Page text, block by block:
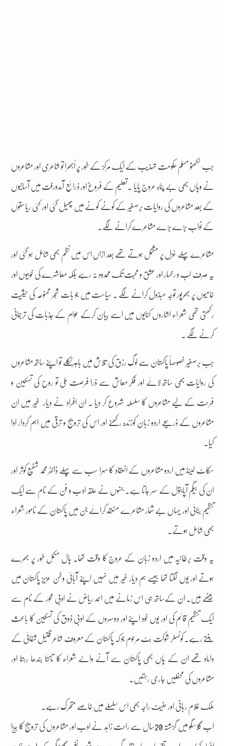
جب لکھنؤ مسلم حکومت تہذیب کے ایک مرکز کے طور پر اُبھرا تو شاعری اور مشاعروں
نے وہاں بھی بے پناہ عروج پایا ۔تعلیم کے فروغ اور ذرائع آمدورفت میں آسانیوں
کے بعد مشاعروں کی روایات برصغیر کے کونے کونے میں پھیل گئی اور کئی ریاستوں
کے نواب بڑے بڑے مشاعرے کرانے لگے۔
مشاعرے پہلے غزل پر مشتمل ہوتے تھے بعد ازاں اس میں نظم بھی شامل ہو گئی اور
یہ صرف لب و رخسار اور عشق و محبت تک محدود نہ رہے بلکہ معاشرے کی خوبیوں اور
خامیوں پر بھرپور توجہ مبذول کرانے لگے ۔ سیاست میں جو بات شجر ممنوعہ کی حیثیت
رکھتی تھی شعر اء اشاروں کنایوں میں اسے بیان کرکے عوام کے جذبات کی ترجمانی
کرنے لگے ۔
جب برصغیر خصوصاً پاکستان سے لوگ رزق کی تلاش میں باہر نکلے تو اپنے ساتھ مشاعروں
کی روایات بھی ساتھ لائے اور فکرِ معاش سے ذرا فرصت ملی تو روح کی تسکین و
فرحت کے لیے مشاعروں کا سلسلہ شروع کر دیا ۔ ان افراد نے دیار ِ غیر میں ان
مشاعروں کے ذریعے اردو زبان کوزندہ رکھنے اور اس کی ترویج و ترقی میں اہم کردار ادا
کیا۔
سکاٹ لینڈ میں اردو مشاعروں کے انعقاد کا سہرا سب سے پہلے ڈاکٹر محمد شفیع کوثر اور
ان کی بیگم آپابتول کے سر جاتا ہے۔ جنہوں نے حلقہ ادب و فن کے نام سے ایک
تنظیم بنائی اور یہاں بے شمار مشاعرے منعقد کرائے جن میں پاکستان کے نامور شعراء
بھی شامل ہوتے۔
یہ وقت برطانیہ میں اردو زبان کے عروج کا وقت تھا۔ ہال مکمل طور پر بھرے
ہوتے اور یوں لگتا تھا جیسے ہم دیار غیر میں نہیں اپنے آبائی وطن عزیز پاکستان میں
بیٹھے ہیں۔ ان کےساتھ ہی اس زمانے میں احمد ریاض نے ادبی محور کے نام سے
ایک تنظیم قائم کی اور یوں خود اپنے اور دوسروں کے ادبی ذوق کی تسکین کا باعث
بنتے رہے۔ کونسلر شوکت بٹ مرحوم جو کہ پاکستان کے معروف شاعر قتیل شفائی کے
داماد تھے ان کے ہاں بھی پاکستان سے آنے والے شعراء کا تانتا بندھا رہتا اور
مشاعروں کی محفلیں جاری رہتیں۔
ملک غلام ربانی اور حنیف راجہ بھی اس سلسلے میں خاصے متحرک رہے۔
اب گلاسگو میں گزشتہ 20سال سے راحت زاہد نے ادب اور مشاعروں کی ترویج کا بیڑا